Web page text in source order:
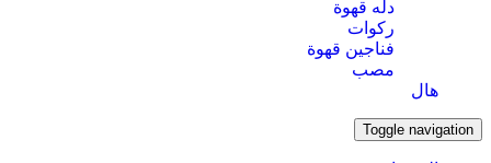
‏دله قهوة
ركوات
فناجين قهوة
مصب
هال
Toggle navigation